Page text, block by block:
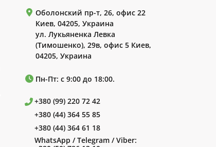
Оболонский пр-т, 26, офис 22
Киев, 04205, Украина
ул. Лукьяненка Левка
(Тимошенко), 29в, офис 5 Киев,
04205, Украина
Пн-Пт: с 9:00 до 18:00.
+380 (99) 220 72 42
+380 (44) 364 55 85
+380 (44) 364 61 18
WhatsApp / Telegram / Viber: